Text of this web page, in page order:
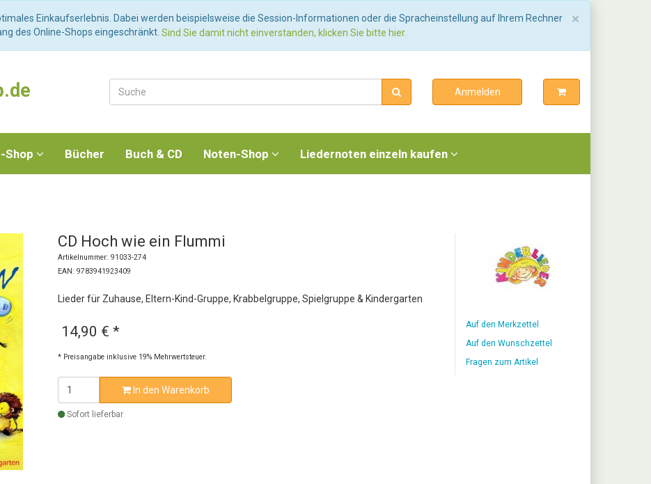
×
Einkaufserlebnis. Dabei werden beispielsweise die Session-Informationen oder die Spracheinstellung auf Ihrem Rechner
des Online-Shops eingeschränkt. Sind Sie damit nicht einverstanden, klicken Sie bitte hier.
Anmelden
Shop Bücher Buch & CD Noten-Shop Liedernoten einzeln kaufen
CD Hoch wie ein Flummi
Artikelnummer: 91033-274
EAN: 9783941923409
Lieder für Zuhause, Eltern-Kind-Gruppe, Krabbelgruppe, Spielgruppe & Kindergarten
14,90 € *
* Preisangabe inklusive 19% Mehrwertsteuer.
In den Warenkorb
Sofort lieferbar
Auf den Merkzettel
Auf den Wunschzettel
Fragen zum Artikel